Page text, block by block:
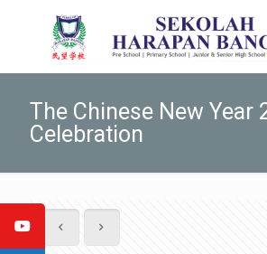
The Chinese New Year
Celebration